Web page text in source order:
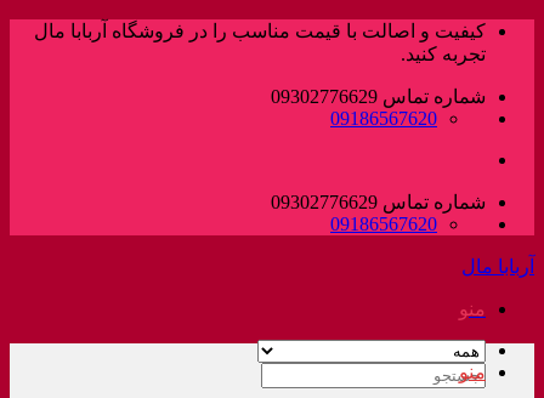
پرش
کیفیت و اصالت با قیمت مناسب را در فروشگاه آربابا مال
تجربه کنید.
شماره تماس 09302776629
09186567620
شماره تماس 09302776629
09186567620
آربابا مال
منو
جستجو
منو